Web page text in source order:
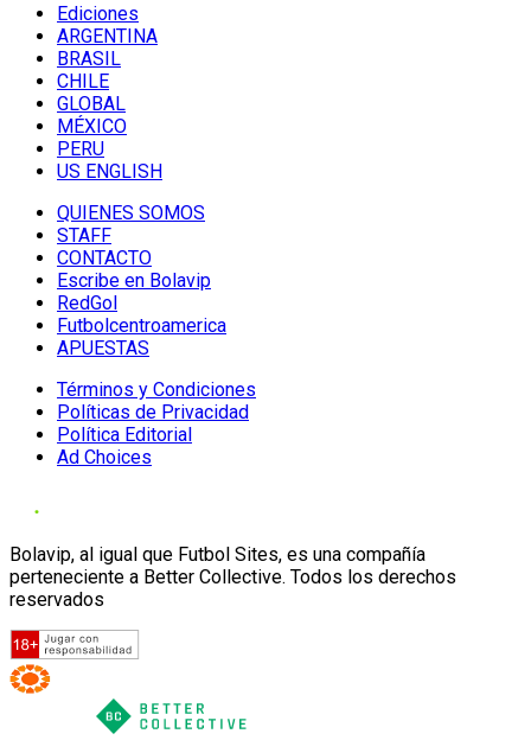
Ediciones
ARGENTINA
BRASIL
CHILE
GLOBAL
MÉXICO
PERU
US ENGLISH
QUIENES SOMOS
STAFF
CONTACTO
Escribe en Bolavip
RedGol
Futbolcentroamerica
APUESTAS
Términos y Condiciones
Políticas de Privacidad
Política Editorial
Ad Choices
Bolavip, al igual que Futbol Sites, es una compañía
perteneciente a Better Collective. Todos los derechos
reservados